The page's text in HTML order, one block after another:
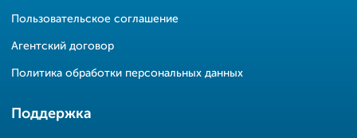
Пользовательское соглашение
Агентский договор
Политика обработки персональных данных
Поддержка